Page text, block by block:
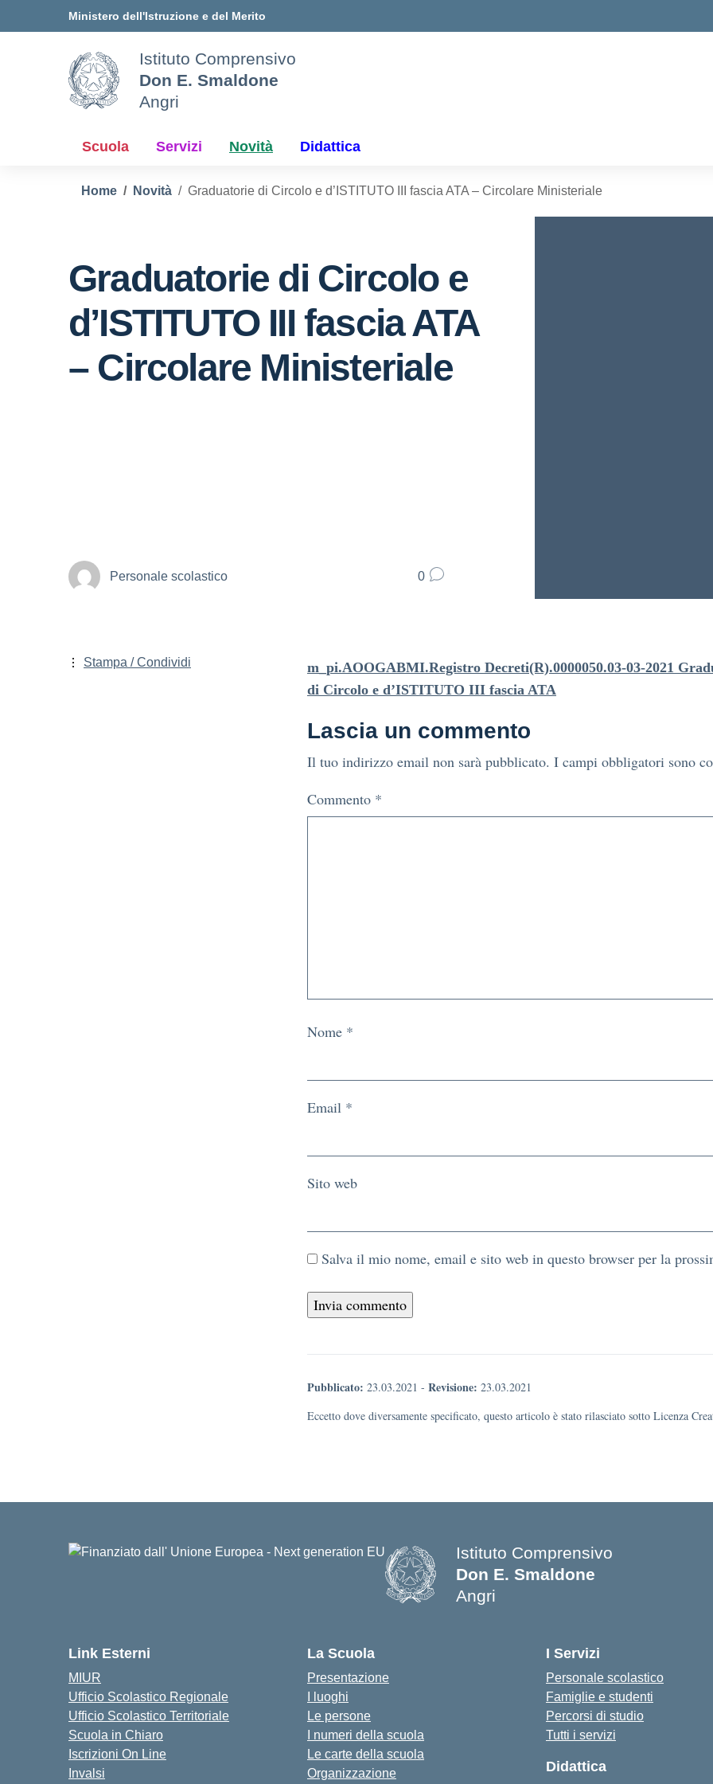
Ministero dell'Istruzione e del Merito
Istituto Comprensivo
Don E. Smaldone
Angri
Scuola Servizi Novità Didattica
Home Novità Graduatorie di Circolo e d’ISTITUTO III fascia ATA – Circolare Ministeriale
Graduatorie di Circolo e
d’ISTITUTO III fascia ATA
– Circolare Ministeriale
Personale scolastico 0
m_pi.AOOGABMI.Registro Decreti(R).0000050.03-03-2021
di Circolo e d’ISTITUTO III fascia ATA
Lascia un commento
Il tuo indirizzo email non sarà pubblicato. I campi obbligatori sono
Commento *
Nome *
Email *
Sito web
Salva il mio nome, email e sito web in questo browser per la
Pubblicato: 23.03.2021 - Revisione: 23.03.2021
Eccetto dove diversamente specificato, questo articolo è stato rilasciato sotto Licenza
Stampa / Condividi
Istituto Comprensivo
Don E. Smaldone
Angri
Link Esterni
MIUR
Ufficio Scolastico Regionale
Ufficio Scolastico Territoriale
Scuola in Chiaro
Iscrizioni On Line
Invalsi
La Scuola
Presentazione
I luoghi
Le persone
I numeri della scuola
Le carte della scuola
Organizzazione
I Servizi
Personale scolastico
Famiglie e studenti
Percorsi di studio
Tutti i servizi
Didattica